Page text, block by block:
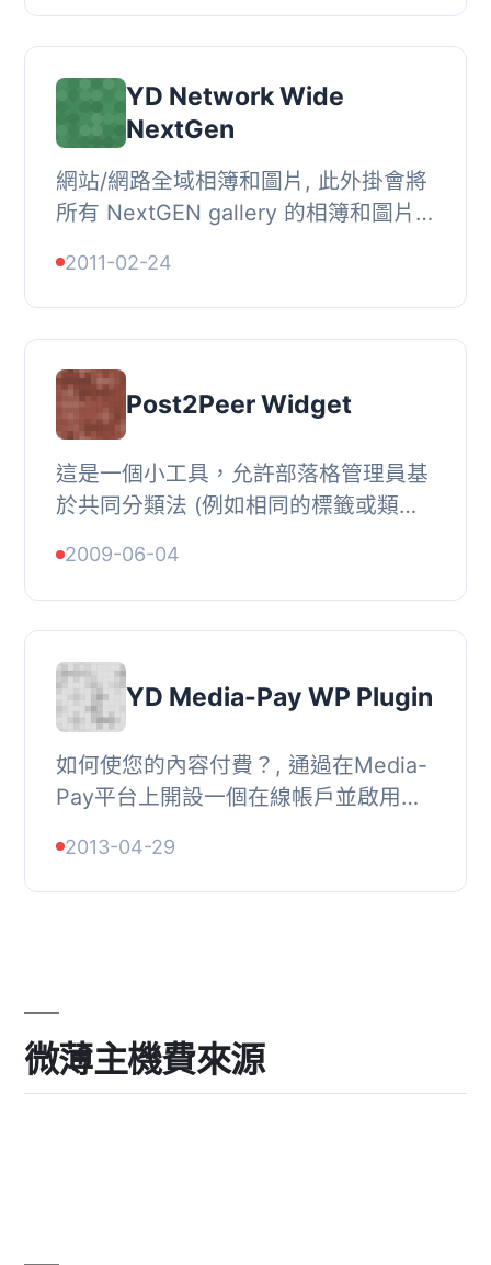
plugin） 的擴充功能。, 此...
YD Network Wide
NextGen
網站/網路全域相簿和圖片, 此外掛會將
所有 NextGEN gallery 的相簿和圖片
是一個由 alexrabe 開發的 NextGEN
相簿外掛 的附...
2011-02-24
Post2Peer Widget
這是一個小工具，允許部落格管理員基
於共同分類法 (例如相同的標籤或類別)
結。每個連結都會自動與縮略圖圖像相
關聯。, 分...
2009-06-04
YD Media-Pay WP Plugin
如何使您的內容付費？, 通過在Media-
Pay平台上開設一個在線帳戶並啟用這
費內容設置為需要付費：, , , 可以將整
個站點或僅...
2013-04-29
微薄主機費來源